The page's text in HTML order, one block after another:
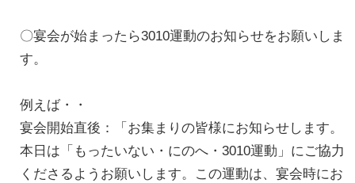
〇宴会が始まったら3010運動のお知らせをお願いしま
す。
例えば・・
宴会開始直後：「お集まりの皆様にお知らせします。
本日は「もったいない・にのへ・3010運動」にご協力
くださるようお願いします。この運動は、宴会時にお